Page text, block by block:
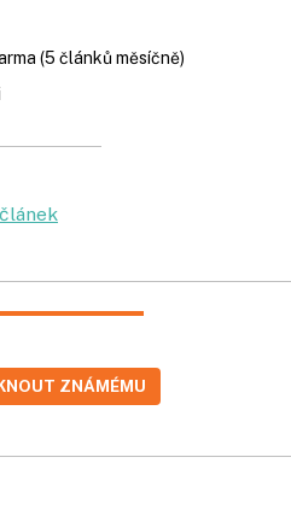
(5 článků měsíčně)
ZNÁMÉMU